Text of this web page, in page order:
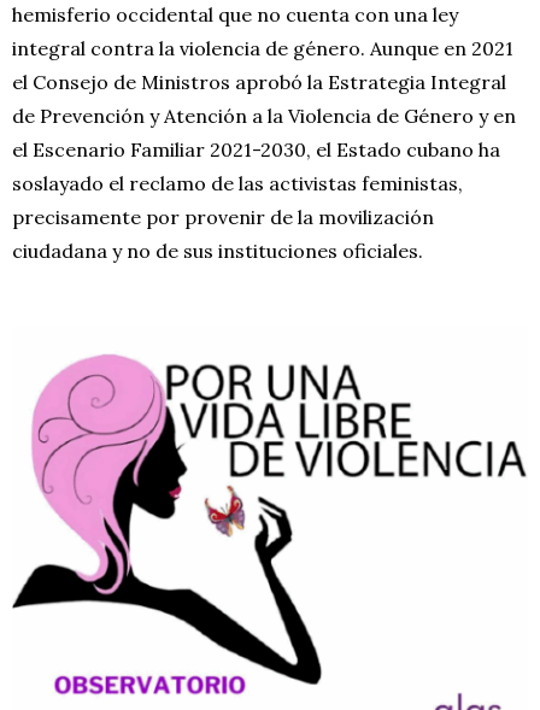
hemisferio occidental que no cuenta con una ley
integral contra la violencia de género. Aunque en 2021
el Consejo de Ministros aprobó la Estrategia Integral
de Prevención y Atención a la Violencia de Género y en
el Escenario Familiar 2021-2030, el Estado cubano ha
soslayado el reclamo de las activistas feministas,
precisamente por provenir de la movilización
ciudadana y no de sus instituciones oficiales.